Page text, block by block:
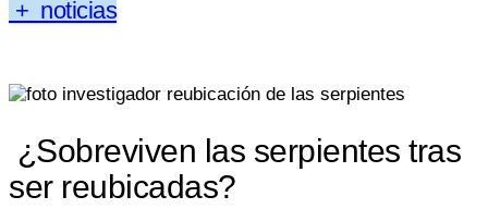
+ noticias
¿Sobreviven las serpientes tras
ser reubicadas?